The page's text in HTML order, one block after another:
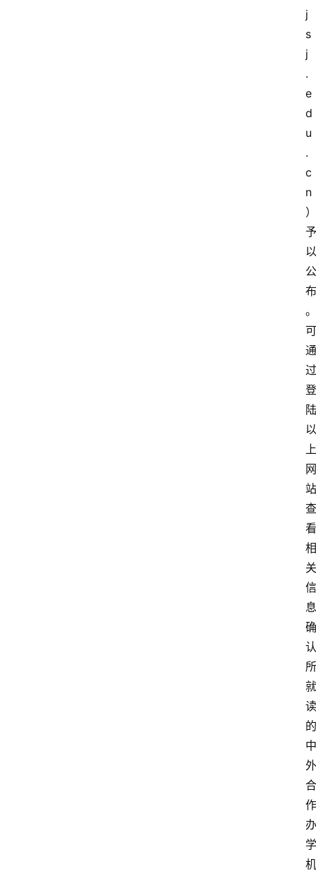
j
s
j
.
e
d
u
.
c
n
）
予
以
公
布
。
可
通
过
登
陆
以
上
网
站
查
看
相
关
信
息
确
认
所
就
读
的
中
外
合
作
办
学
机